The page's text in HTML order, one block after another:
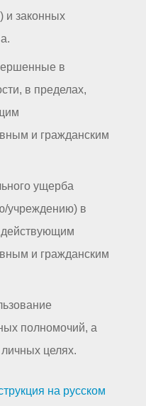
и законных
в
в пределах,
и гражданским
ущерба
учреждению) в
действующим
и гражданским
полномочий, а
целях.
на русском